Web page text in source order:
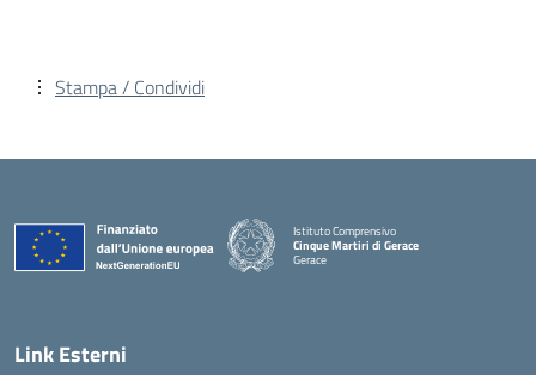
Stampa / Condividi
Istituto Comprensivo
Cinque Martiri di Gerace
Gerace
Link Esterni